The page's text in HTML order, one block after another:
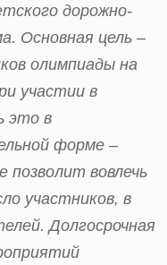
дорожно-
Основная цель –
олимпиады на
участии в
это в
форме –
вовлечь
участников, в
Долгосрочная